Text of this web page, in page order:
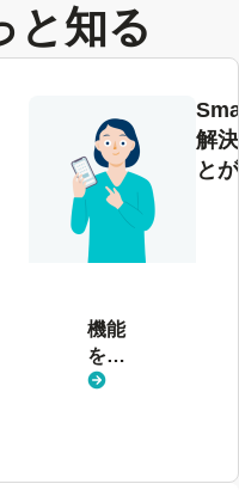
と知る
解
題
ご
解
と
機能
を見
る